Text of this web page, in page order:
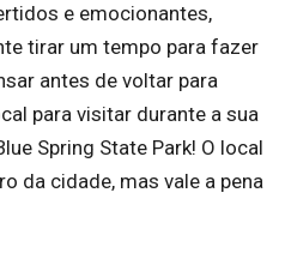
e emocionantes,
tirar um tempo para fazer
antes de voltar para
para visitar durante a sua
Spring State Park! O local
da cidade, mas vale a pena